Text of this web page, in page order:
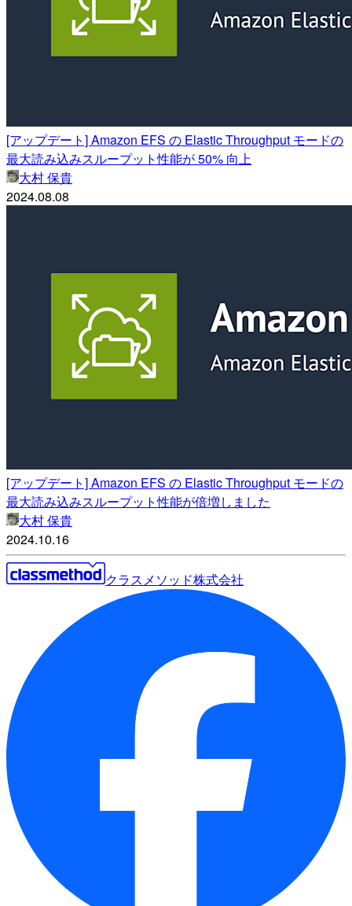
[アップデート] Amazon EFS の Elastic Throughput モードの
最大読み込みスループット性能が 50% 向上
大村 保貴
2024.08.08
[アップデート] Amazon EFS の Elastic Throughput モードの
最大読み込みスループット性能が倍増しました
大村 保貴
2024.10.16
クラスメソッド株式会社